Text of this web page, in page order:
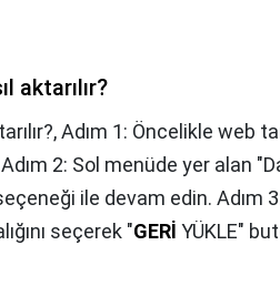
aktarılır?
Adım 1: Öncelikle web
Adım 2: Sol menüde yer alan
ile devam edin. Adım
seçerek "GERİ YÜKLE"